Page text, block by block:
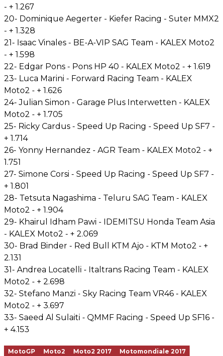
- + 1.267
20- Dominique Aegerter - Kiefer Racing - Suter MMX2
- + 1.328
21- Isaac Vinales - BE-A-VIP SAG Team - KALEX Moto2
- + 1.598
22- Edgar Pons - Pons HP 40 - KALEX Moto2 - + 1.619
23- Luca Marini - Forward Racing Team - KALEX
Moto2 - + 1.626
24- Julian Simon - Garage Plus Interwetten - KALEX
Moto2 - + 1.705
25- Ricky Cardus - Speed Up Racing - Speed Up SF7 -
+ 1.714
26- Yonny Hernandez - AGR Team - KALEX Moto2 - +
1.751
27- Simone Corsi - Speed Up Racing - Speed Up SF7 -
+ 1.801
28- Tetsuta Nagashima - Teluru SAG Team - KALEX
Moto2 - + 1.904
29- Khairul Idham Pawi - IDEMITSU Honda Team Asia
- KALEX Moto2 - + 2.069
30- Brad Binder - Red Bull KTM Ajo - KTM Moto2 - +
2.131
31- Andrea Locatelli - Italtrans Racing Team - KALEX
Moto2 - + 2.698
32- Stefano Manzi - Sky Racing Team VR46 - KALEX
Moto2 - + 3.697
33- Saeed Al Sulaiti - QMMF Racing - Speed Up SF16 -
+ 4.153
MotoGP Moto2 Moto2 2017 Motomondiale 2017